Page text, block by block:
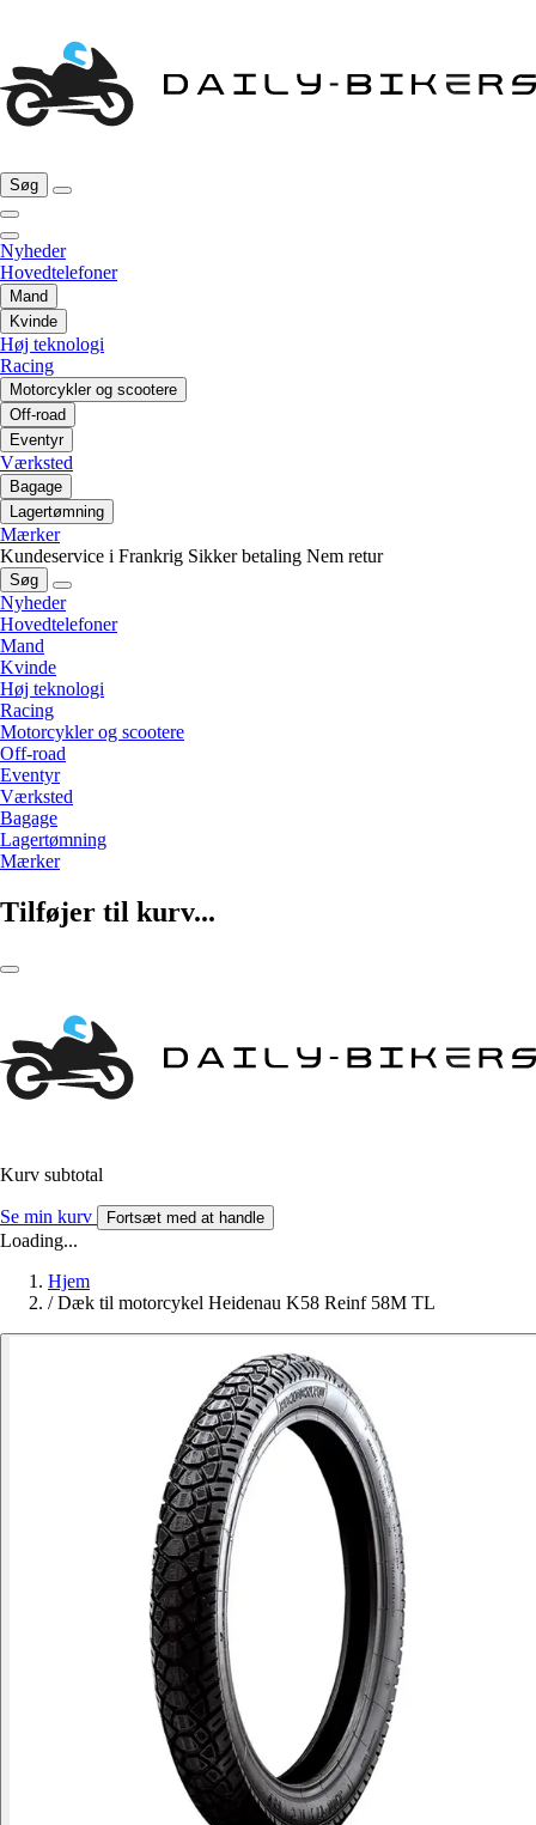
Søg
Nyheder
Hovedtelefoner
Mand
Kvinde
Høj teknologi
Racing
Motorcykler og scootere
Off-road
Eventyr
Værksted
Bagage
Lagertømning
Mærker
Kundeservice i Frankrig Sikker betaling Nem retur
Søg
Nyheder
Hovedtelefoner
Mand
Kvinde
Høj teknologi
Racing
Motorcykler og scootere
Off-road
Eventyr
Værksted
Bagage
Lagertømning
Mærker
Tilføjer til kurv...
Kurv subtotal
Se min kurv Fortsæt med at handle
Loading...
Hjem
/ Dæk til motorcykel Heidenau K58 Reinf 58M TL